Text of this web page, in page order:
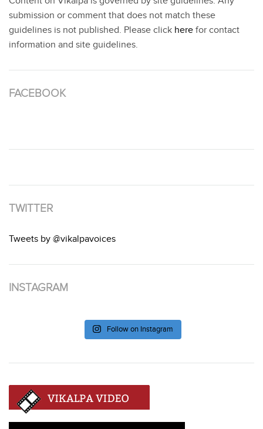
submission or comment that does not match these
guidelines is not published. Please click here for contact
information and site guidelines.
FACEBOOK
TWITTER
Tweets by @vikalpavoices
INSTAGRAM
Follow on Instagram